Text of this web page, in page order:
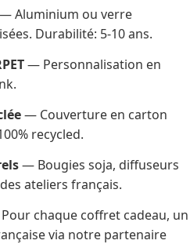
— Aluminium ou verre
Durabilité: 5-10 ans.
— Personnalisation en
— Couverture en carton
recycled.
— Bougies soja, diffuseurs
ateliers français.
chaque coffret cadeau, un
via notre partenaire